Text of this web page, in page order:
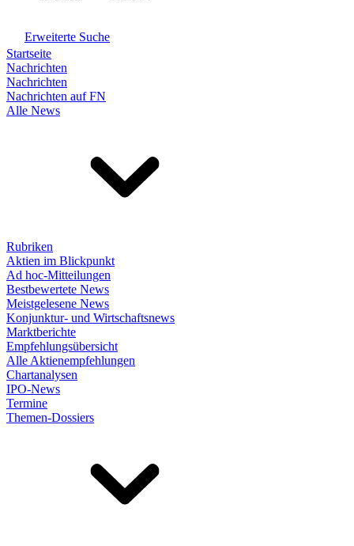
Erweiterte Suche
Startseite
Nachrichten
Nachrichten
Nachrichten auf FN
Alle News
Rubriken
Aktien im Blickpunkt
Ad hoc-Mitteilungen
Bestbewertete News
Meistgelesene News
Konjunktur- und Wirtschaftsnews
Marktberichte
Empfehlungsübersicht
Alle Aktienempfehlungen
Chartanalysen
IPO-News
Termine
Themen-Dossiers